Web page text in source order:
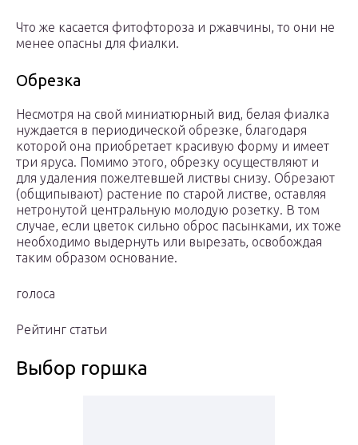
Что же касается фитофтороза и ржавчины, то они не
менее опасны для фиалки.
Обрезка
Несмотря на свой миниатюрный вид, белая фиалка
нуждается в периодической обрезке, благодаря
которой она приобретает красивую форму и имеет
три яруса. Помимо этого, обрезку осуществляют и
для удаления пожелтевшей листвы снизу. Обрезают
(общипывают) растение по старой листве, оставляя
нетронутой центральную молодую розетку. В том
случае, если цветок сильно оброс пасынками, их тоже
необходимо выдернуть или вырезать, освобождая
таким образом основание.
голоса
Рейтинг статьи
Выбор горшка